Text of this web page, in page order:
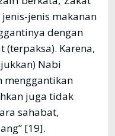
jenis makanan
dengan
(terpaksa). Karena,
Nabi
menggantikan
juga tidak
sahabat,
[19].